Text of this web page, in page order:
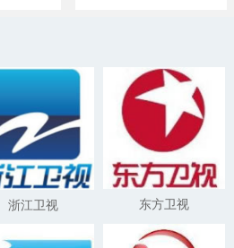
浙江卫视 东方卫视